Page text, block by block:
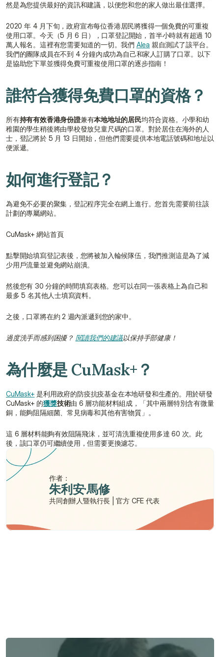
然是為您提供最好的資訊和建議，以便您和您的家人做出最佳選擇。
2020 年 4 月下旬，政府宣布每位香港居民將獲得一個免費的可重複
使用口罩。今天（5 月 6 日），口罩登記開始，首半小時就有超過 10
萬人報名。這裡有您需要知道的一切。我們 Alea 親自測試了該平台。
我們的團隊成員在不到 4 分鐘內成功為自己和家人訂購了口罩。以下
是協助您下單並獲得免費可重複使用口罩的逐步指南！
誰符合獲得免費口罩的資格？
所有持有有效香港身份證兼有本地地址的居民均符合資格。小學和幼
稚園的學生稍後將由學校發放兒童尺碼的口罩。對於居住在海外的人
士，登記將於 5 月 13 日開始，但他們需要提供本地電話號碼和地址以
便派遞。
如何進行登記？
為避免不必要的聚集，登記程序完全在網上進行。您首先需要前往該
計劃的專屬網站。
CuMask+ 網站首頁
點擊開始填寫登記表後，您將被加入輪候隊伍，我們推測這是為了減
少用戶流量並避免網站崩潰。
然後您有 30 分鐘的時間填寫表格。您可以在同一張表格上為自己和
最多 5 名其他人士填寫資料。
之後，口罩將在約 2 週內派遞到您的家中。
過度洗手而感到困擾？ 閱讀我們的建議以保持手部健康！
為什麼是 CuMask+？
CuMask+ 是利用政府的防疫抗疫基金在本地研發和生產的。用於研發
CuMask+ 的獲獎技術由 6 層功能材料組成，「其中兩層特別含有微量
銅，能夠阻隔細菌、常見病毒和其他有害物質」。
這 6 層材料能夠有效阻隔飛沫，並可清洗重複使用多達 60 次。此
後，該口罩仍可繼續使用，但需要更換濾芯。
作者：
朱利安·馬修
共同創辦人暨執行長 | 官方 CFE 代表